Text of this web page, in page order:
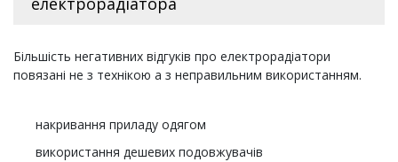
Більшість негативних відгуків про електрорадіатори
повязані не з технікою а з неправильним використанням.
накривання приладу одягом
використання дешевих подовжувачів